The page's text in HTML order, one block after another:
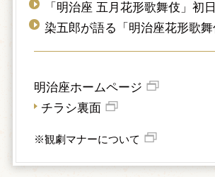
「明治座 五月花形歌舞伎」初
染五郎が語る「明治座花形歌舞
明治座ホームページ
チラシ裏面
※観劇マナーについて